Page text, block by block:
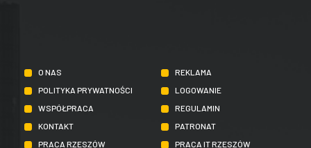
O NAS
REKLAMA
POLITYKA PRYWATNOŚCI
LOGOWANIE
WSPÓŁPRACA
REGULAMIN
KONTAKT
PATRONAT
PRACA RZESZÓW
PRACA IT RZESZÓW